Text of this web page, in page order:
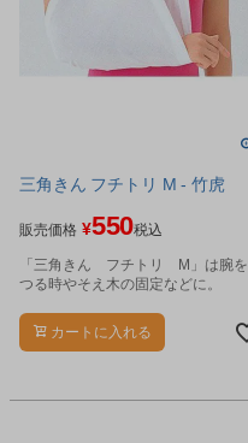
三角きん フチトリ M - 竹虎
販売価格 ¥550税込
「三角きん フチトリ M」は腕を
つる時やそえ木の固定などに。
カートに入れる